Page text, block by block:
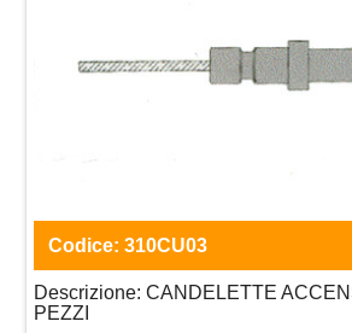
Codice: 310CU03
Descrizione: CANDELETTE
PEZZI